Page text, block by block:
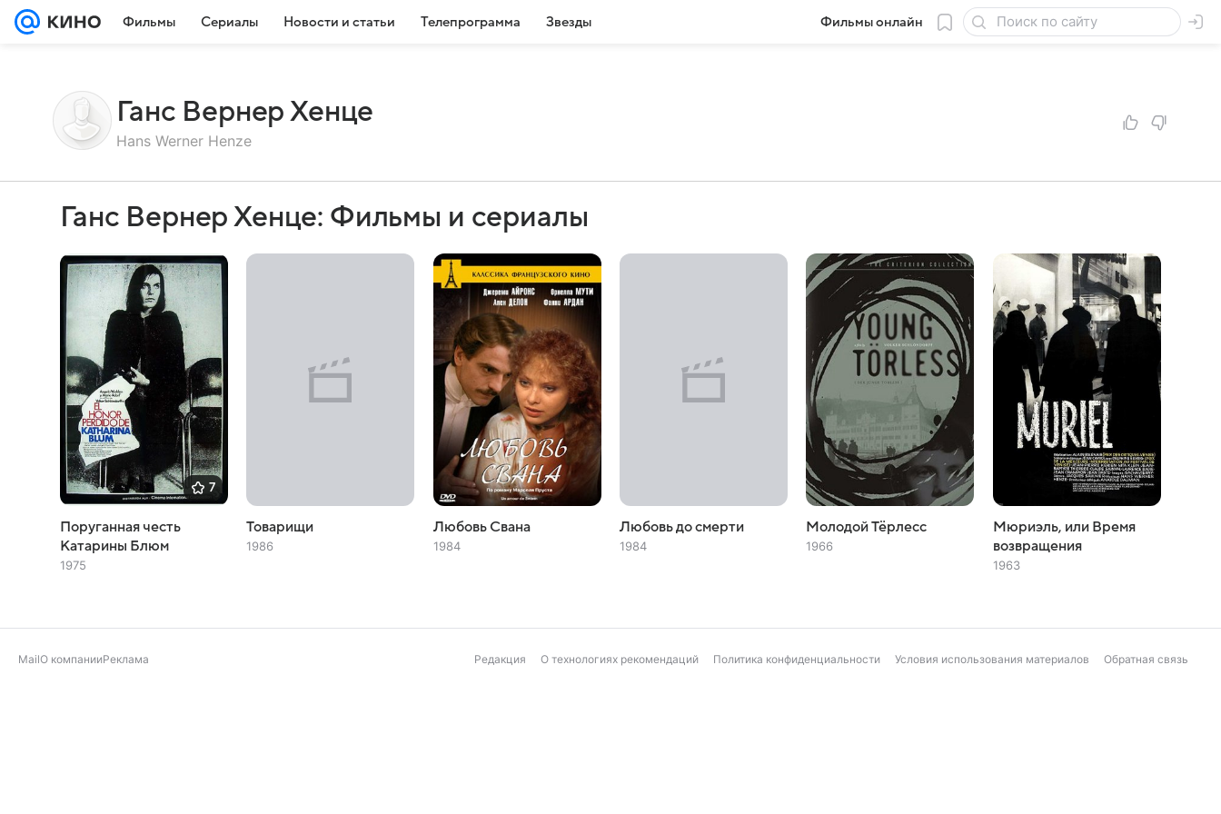
Фильмы Сериалы Новости и статьи Телепрограмма Звезды Фильмы онлайн
Ганс Вернер Хенце
Hans Werner Henze
Ганс Вернер Хенце: Фильмы и сериалы
7
Поруганная честь
Катарины Блюм
1975
Товарищи
1986
Любовь Свана
1984
Любовь до смерти
1984
Молодой Тёрлесс
1966
Мюриэль, или Время
возвращения
1963
MailО компанииРеклама Редакция О технологиях рекомендаций Политика конфиденциальности Условия использования материалов Обратная связь